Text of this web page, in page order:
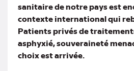
sanitaire de notre pays est
contexte international qui
Patients privés de
asphyxié, souveraineté
choix est arrivée.